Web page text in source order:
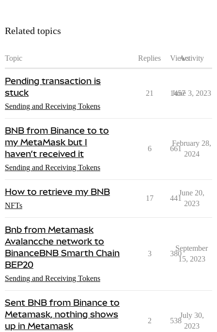
Related topics
Topic Replies ViewsActivity
Pending transaction is
stuck
Sending and Receiving Tokens
21 1457
June 3, 2023
BNB from Binance to to
my MetaMask but I
haven’t received it
Sending and Receiving Tokens
6 661
February 28,
2024
How to retrieve my BNB
NFTs
17 441
June 20,
2023
Bnb from Metamask
Avalancche network to
BinanceBNB Smarth Chain
BEP20
Sending and Receiving Tokens
3 380
September
15, 2023
Sent BNB from Binance to
Metamask, nothing shows
up in Metamask
2 538
July 30,
2023